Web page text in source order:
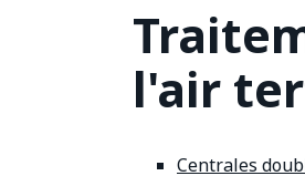
l'air
Centrales